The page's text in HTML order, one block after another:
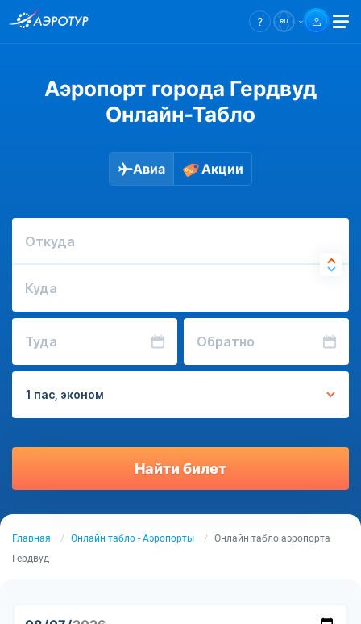
Аэропорт города Гердвуд
Онлайн-Табло
Авиа Акции
Откуда
Куда
Туда Обратно
1 пас, эконом
Найти билет
Главная Онлайн табло - Аэропорты
Онлайн табло аэропорта
Гердвуд